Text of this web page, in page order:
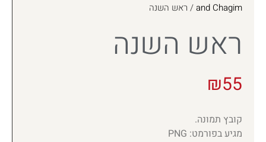
and Chagim/ ראש השנה
ראש השנה
₪55
קובץ תמונה.
מגיע בפורמט: PNG